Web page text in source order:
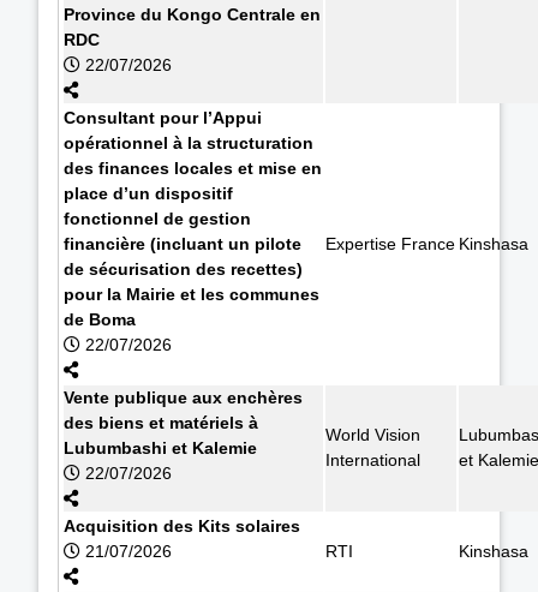
Province du Kongo Centrale en
RDC
22/07/2026
Consultant pour l’Appui
opérationnel à la structuration
des finances locales et mise en
place d’un dispositif
fonctionnel de gestion
financière (incluant un pilote
de sécurisation des recettes)
pour la Mairie et les communes
de Boma
22/07/2026
Expertise France Kinshasa
Vente publique aux enchères
des biens et matériels à
Lubumbashi et Kalemie
22/07/2026
World Vision
International
et Kalemie
Acquisition des Kits solaires
21/07/2026
RTI Kinshasa